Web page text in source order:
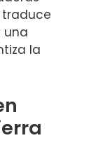
traduce
una
la